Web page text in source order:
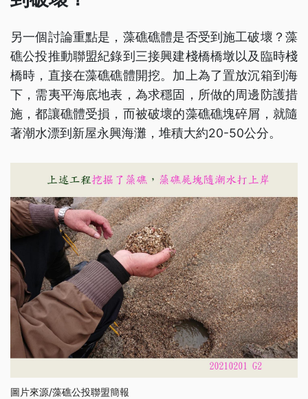
另一個討論重點是，藻礁礁體是否受到施工破壞？藻
礁公投推動聯盟紀錄到三接興建棧橋橋墩以及臨時棧
橋時，直接在藻礁礁體開挖。加上為了置放沉箱到海
下，需夷平海底地表，為求穩固，所做的周邊防護措
施，都讓礁體受損，而被破壞的藻礁礁塊碎屑，就隨
著潮水漂到新屋永興海灘，堆積大約20-50公分。
圖片來源/藻礁公投聯盟簡報